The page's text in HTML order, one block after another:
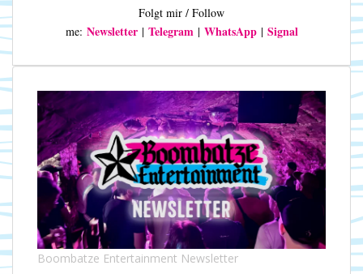
Folgt mir / Follow
me: Newsletter| Telegram| WhatsApp| Signal
Boombatze Entertainment Newsletter